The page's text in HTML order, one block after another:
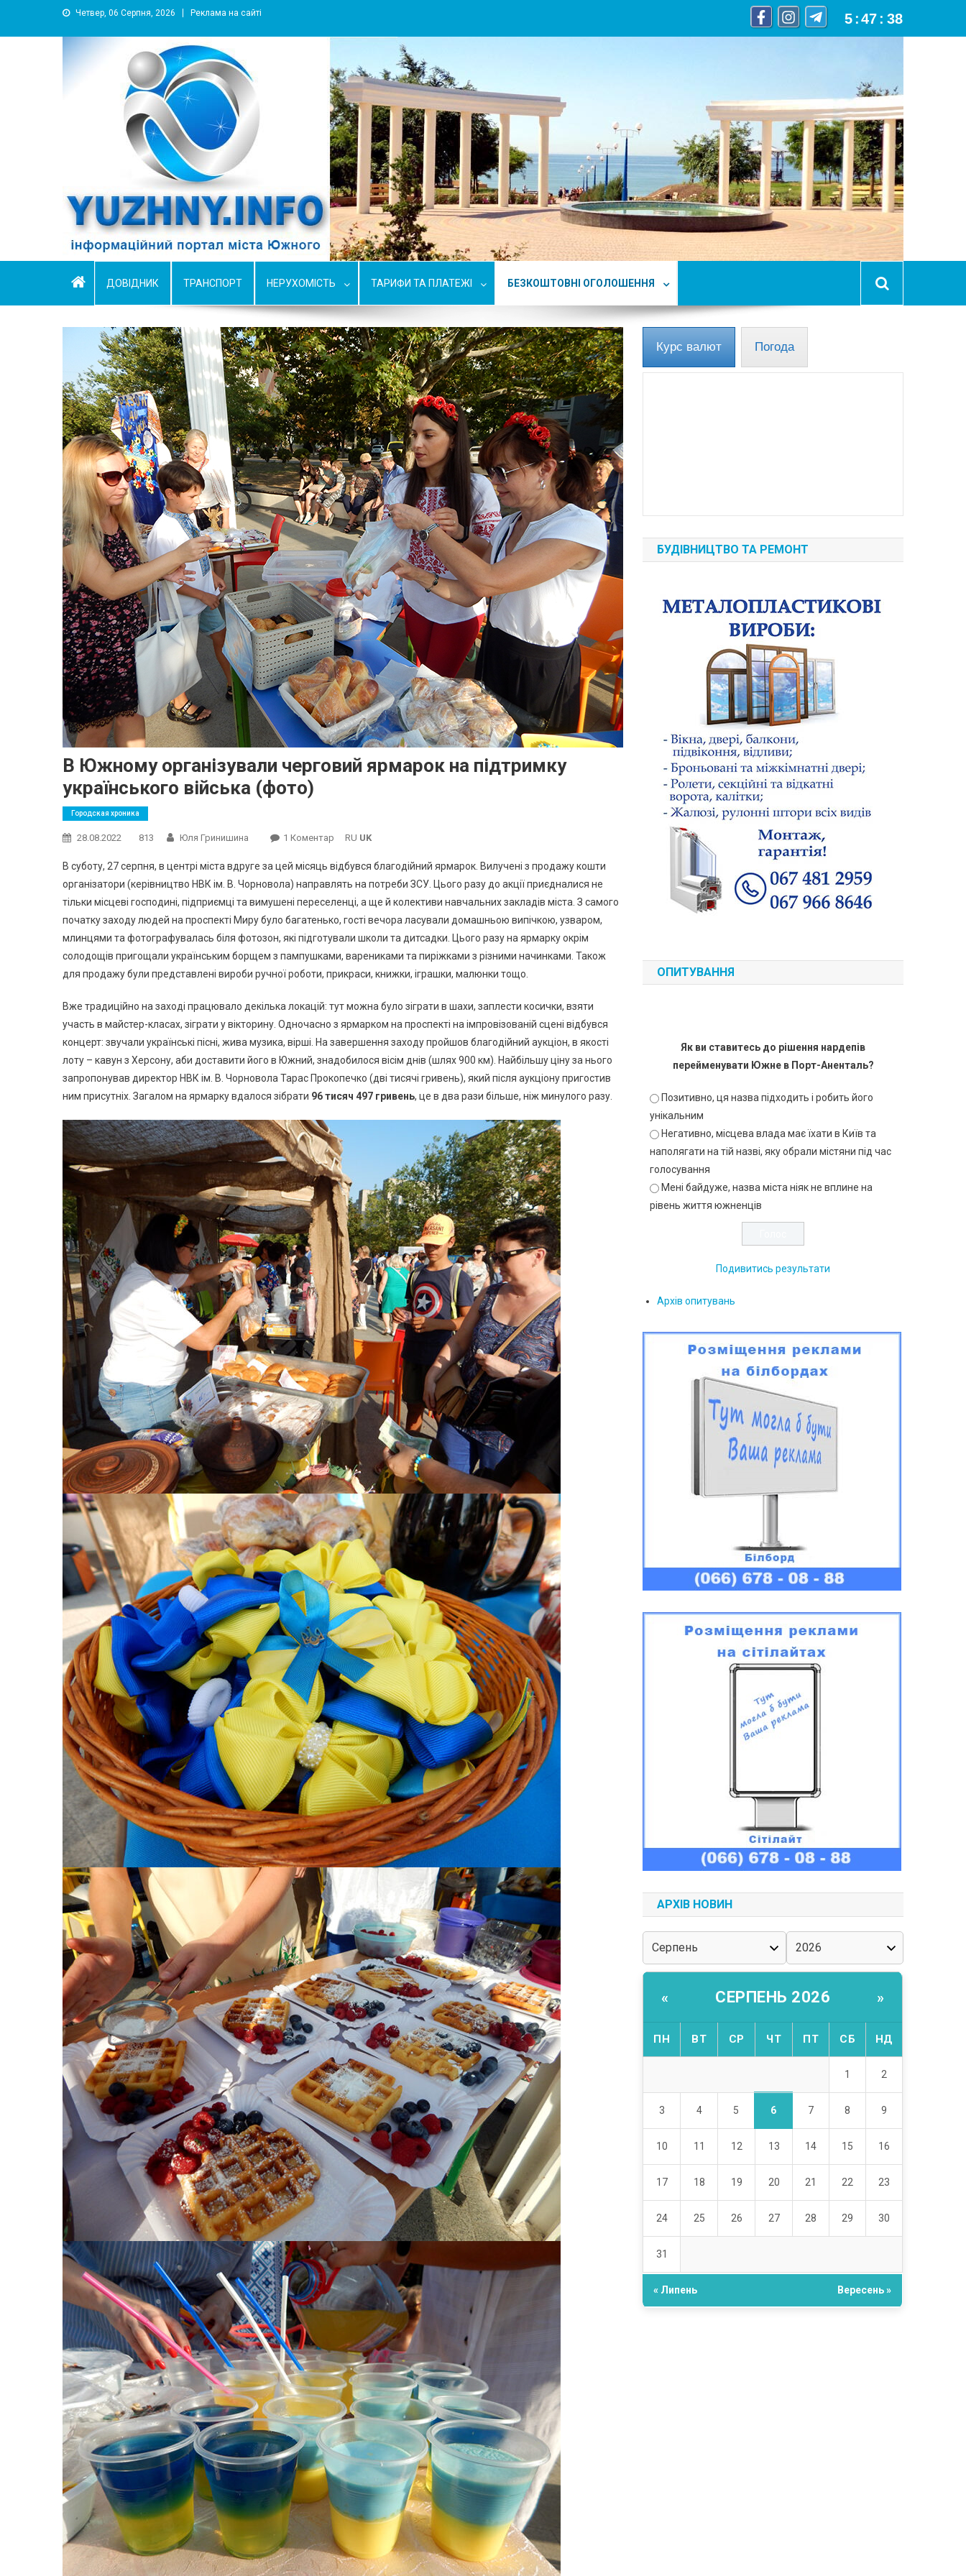
Четвер, 06 Серпня, 2026 Реклама на сайті 5 :47 : 40
YUZHNY.INFO
информационный портал города Южный
ДОВІДНИК ТРАНСПОРТ НЕРУХОМІСТЬ ТАРИФИ ТА ПЛАТЕЖІ БЕЗКОШТОВНІ ОГОЛОШЕННЯ
В Южному організували черговий ярмарок на підтримку
українського війська (фото)
Городская хроника
28.08.2022 813 Юля Гринишина 1 Коментар До
Южному
Організували
Черговий
Ярмарок
На
Підтримку
Українського
(фото)
RU UK
В суботу, 27 серпня, в центрі міста вдруге за цей місяць відбувся благодійний ярмарок. Вилучені з продажу кошти
організатори (керівництво НВК ім. В. Чорновола) направлять на потреби ЗСУ. Цього разу до акції приєдналися не
тільки місцеві господині, підприємці та вимушені переселенці, а ще й колективи навчальних закладів міста. З самого
початку заходу людей на проспекті Миру було багатенько, гості вечора ласували домашньою випічкою, узваром,
млинцями та фотографувалась біля фотозон, які підготували школи та дитсадки. Цього разу на ярмарку окрім
солодощів пригощали українським борщем з пампушками, варениками та пиріжками з різними начинками. Також
для продажу були представлені вироби ручної роботи, прикраси, книжки, іграшки, малюнки тощо.
Вже традиційно на заході працювало декілька локацій: тут можна було зіграти в шахи, заплести косички, взяти
участь в майстер-класах, зіграти у вікторину. Одночасно з ярмарком на проспекті на імпровізованій сцені відбувся
концерт: звучали українські пісні, жива музика, вірші. На завершення заходу пройшов благодійний аукціон, в якості
лоту – кавун з Херсону, аби доставити його в Южний, знадобилося вісім днів (шлях 900 км). Найбільшу ціну за нього
запропонував директор НВК ім. В. Чорновола Тарас Прокопечко (дві тисячі гривень), який після аукціону пригостив
ним присутніх. Загалом на ярмарку вдалося зібрати 96 тисяч 497 гривень, це в два рази більше, ніж минулого разу.
Курс валют Погода
БУДІВНИЦТВО ТА РЕМОНТ
ОПИТУВАННЯ
Як ви ставитесь до рішення нардепів
перейменувати Южне в Порт-Аненталь?
Позитивно, ця назва підходить і робить його
унікальним
Негативно, місцева влада має їхати в Київ та
наполягати на тій назві, яку обрали містяни під час
голосування
Мені байдуже, назва міста ніяк не вплине на
рівень життя южненців
Подивитись результати
Архів опитувань
АРХІВ НОВИН
« СЕРПЕНЬ 2026 »
ПН ВТ СР ЧТ ПТ СБ НД
1 2
3 4 5 6 7 8 9
10 11 12 13 14 15 16
17 18 19 20 21 22 23
24 25 26 27 28 29 30
31
« Липень Вересень »